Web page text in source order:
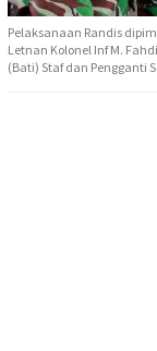
Pelaksanaan Randis
Letnan Kolonel Inf M.
(Bati) Staf dan Pengganti